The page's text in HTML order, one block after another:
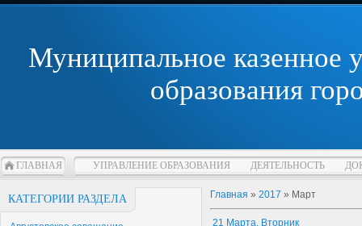
Муниципальное казенное
образования
ГЛАВНАЯ УПРАВЛЕНИЕ ОБРАЗОВАНИЯ ДЕЯТЕЛЬНОСТЬ
КАТЕГОРИИ РАЗДЕЛА Главная » 2017 » Март
21 Марта, Вторник